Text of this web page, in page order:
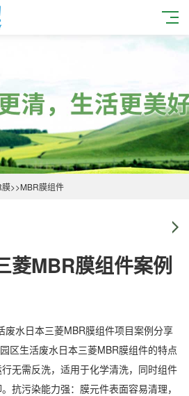
膜>>MBR膜组件
菱MBR膜组件案例
废水日本三菱MBR膜组件项目案例分享
区生活废水日本三菱MBR膜组件的特点
无需反洗，适用于化学清洗，同时组件
抗污染能力强：膜元件表面容易清理，